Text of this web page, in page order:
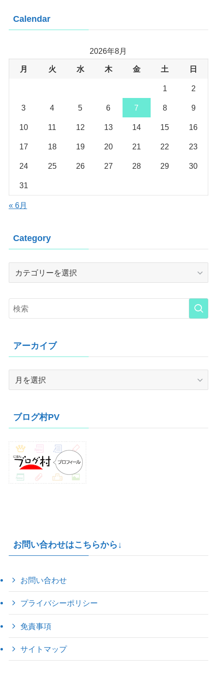
Calendar
2026年8月
月 火 水 木 金 土 日
1 2
3 4 5 6 7 8 9
10 11 12 13 14 15 16
17 18 19 20 21 22 23
24 25 26 27 28 29 30
31
« 6月
Category
Category
アーカイブ
ブ
ブログ村PV
お問い合わせはこちらから↓
お問い合わせ
プライバシーポリシー
免責事項
サイトマップ